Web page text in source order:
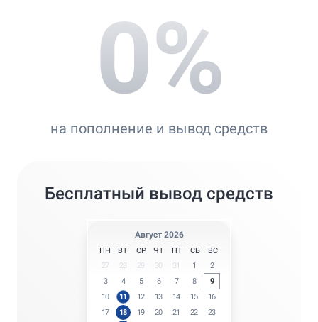
0%
на пополнение и вывод средств
Бесплатный вывод средств
Август 2026
ПН ВТ СР ЧТ ПТ СБ
ВС
27
28 29 30 31 1
2
3
4 5 6 7 8
9
10
11 12 13 14 15
16
17
18 19 20 21 22
23